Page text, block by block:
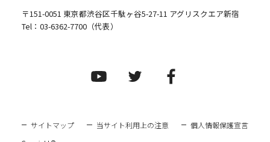
〒151-0051 東京都渋谷区千駄ヶ谷5-27-11 アグリスクエア新宿
Tel： 03-6362-7700（代表）
サイトマップ 当サイト利用上の注意 個人情報保護宣言